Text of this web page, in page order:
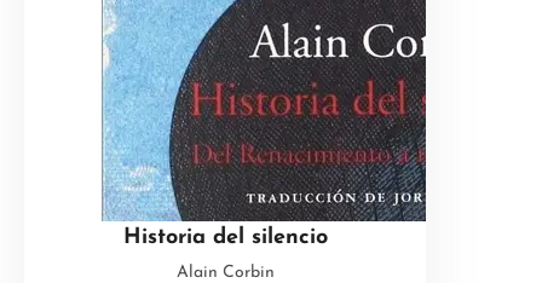
Historia del silencio
Alain Corbin